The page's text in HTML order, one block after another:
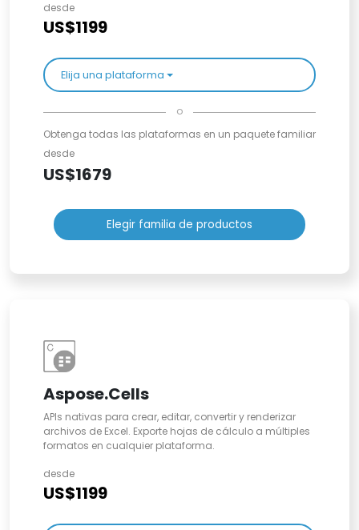
desde
US$1199
Elija una plataforma
o
Obtenga todas las plataformas en un paquete familiar
desde
US$1679
Elegir familia de productos
Aspose.Cells
APIs nativas para crear, editar, convertir y renderizar
archivos de Excel. Exporte hojas de cálculo a múltiples
formatos en cualquier plataforma.
desde
US$1199